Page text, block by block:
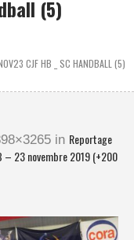
(5)
CJF HB _ SC HANDBALL (5)
in Reportage
– 23 novembre 2019 (+200